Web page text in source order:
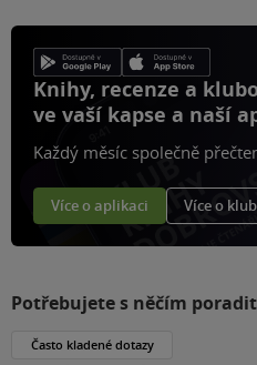
Knihy, recenze a
ve vaší kapse a naší
Každý měsíc společně
Více o aplikaci Více o
Potřebujete s něčím
Často kladené dotazy